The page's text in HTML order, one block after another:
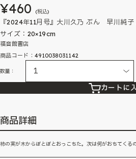
¥460 (税込)
『2024年11月号』大川久乃 ぶん 早川純子
サイズ：20×19cm
福音館書店
商品コード：4910038031142
数量：
カートに
商品詳細
柿の実が木からぼとぼとおっこちた。次は何がおちてくる